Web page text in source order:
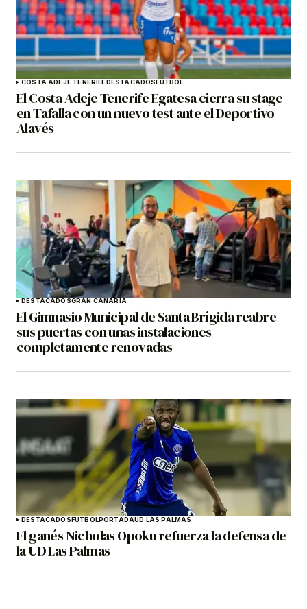
COSTA ADEJE TENERIFEDESTACADOSFÚTBOL
El Costa Adeje Tenerife Egatesa cierra su stage
en Tafalla con un nuevo test ante el Deportivo
Alavés
DESTACADOSGRAN CANARIA
El Gimnasio Municipal de Santa Brígida reabre
sus puertas con unas instalaciones
completamente renovadas
DESTACADOSFÚTBOLPORTADAUD LAS PALMAS
El ganés Nicholas Opoku refuerza la defensa de
la UD Las Palmas